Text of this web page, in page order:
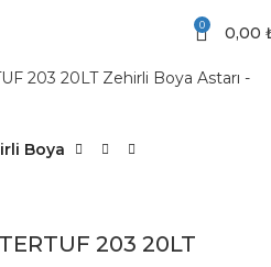
0 0,00
Boya
203 20LT